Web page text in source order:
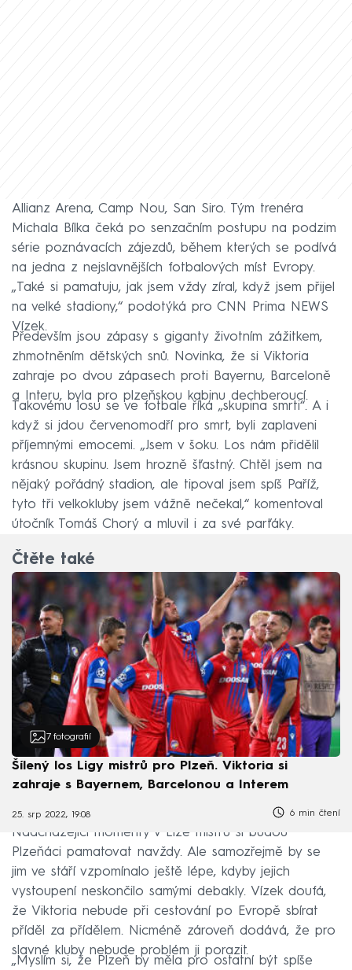
Allianz Arena, Camp Nou, San Siro. Tým trenéra
Michala Bílka čeká po senzačním postupu na podzim
série poznávacích zájezdů, během kterých se podívá
na jedna z nejslavnějších fotbalových míst Evropy.
„Také si pamatuju, jak jsem vždy zíral, když jsem přijel
na velké stadiony,“ podotýká pro CNN Prima NEWS
Vízek.
Především jsou zápasy s giganty životním zážitkem,
zhmotněním dětských snů. Novinka, že si Viktoria
zahraje po dvou zápasech proti Bayernu, Barceloně
a Interu, byla pro plzeňskou kabinu dechberoucí.
Takovému losu se ve fotbale říká „skupina smrti“. A i
když si jdou červenomodří pro smrt, byli zaplaveni
příjemnými emocemi. „Jsem v šoku. Los nám přidělil
krásnou skupinu. Jsem hrozně šťastný. Chtěl jsem na
nějaký pořádný stadion, ale tipoval jsem spíš Paříž,
tyto tři velkokluby jsem vážně nečekal,“ komentoval
útočník Tomáš Chorý a mluvil i za své parťáky.
Čtěte také
7 fotografií
Šílený los Ligy mistrů pro Plzeň. Viktoria si
zahraje s Bayernem, Barcelonou a Interem
25. srp 2022, 19:08 6 min čtení
Nadcházející momenty v Lize mistrů si budou
Plzeňáci pamatovat navždy. Ale samozřejmě by se
jim ve stáří vzpomínalo ještě lépe, kdyby jejich
vystoupení neskončilo samými debakly. Vízek doufá,
že Viktoria nebude při cestování po Evropě sbírat
příděl za přídělem. Nicméně zároveň dodává, že pro
slavné kluby nebude problém ji porazit.
„Myslím si, že Plzeň by měla pro ostatní být spíše